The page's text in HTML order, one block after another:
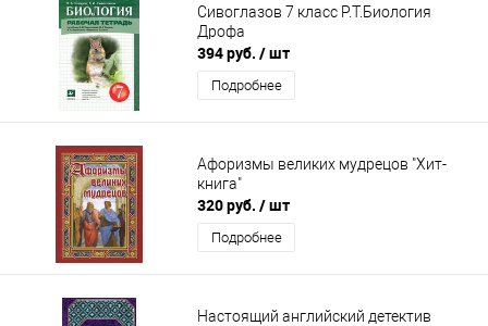
Сивоглазов 7 класс Р.Т.Биология
Дрофа
394 руб. / шт
Подробнее
Афоризмы великих мудрецов "Хит-
книга"
320 руб. / шт
Подробнее
Настоящий английский детектив